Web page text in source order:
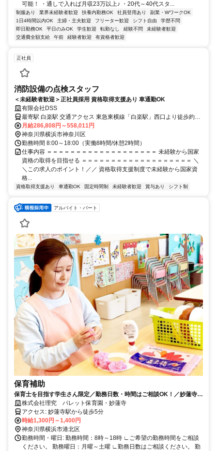
可能！ ・通しで入れば月収23万以上♪ ・20代～40代スタ...
制服あり 業界未経験者歓迎 扶養内勤務OK 社員登用あり
副業・WワークOK
1日4時間以内OK
主婦・主夫歓迎 フリーター歓迎 シフト自由
学歴不問
即日勤務OK
平日のみOK 学生歓迎 転勤なし 経験不問
未経験者歓迎
交通費全額支給
午前 経験者歓迎 有資格者歓迎
正社員
消防設備の点検スタッフ
＜未経験者歓迎＞正社員採用 資格取得支援あり 車通勤OK
有限会社DSS
最寄駅 白楽駅 交通アクセス 東急東横線「白楽駅」西口より徒歩約9
分 車通勤可
月給286,808円～558,011円
神奈川県横浜市神奈川区
勤務時間 8:00～18:00（実働8時間/休憩2時間）
仕事内容 ＝＝＝＝＝＝＝＝＝＝＝＝＝＝＝＝＝＝＝ 未経験から国家
資格の取得を目指せる ＝＝＝＝＝＝＝＝＝＝＝＝＝＝＝＝＝＝＝ ＼
＼この求人のポイント！／／ 資格取得支援制度で未経験から国家資
格...
資格取得支援あり 車通勤OK 固定時間制 未経験者歓迎 賞与あり シフト制
アルバイト・パート
保育補助
保育士を目指す学生さん限定／勤務日数・時間はご相談OK！／妙蓮寺駅
から徒歩5分／新卒入社も歓迎♪
株式会社理究 パレット保育園・妙蓮寺
アクセス: 妙蓮寺駅から徒歩5分
時給1,300円～1,400円
神奈川県横浜市港北区
勤務時間・曜日: 勤務時間：8時～18時 ∟ご希望の勤務時間をご相談
ください。 勤務曜日：月曜～土曜 ∟勤務日数はご相談ください。 勤